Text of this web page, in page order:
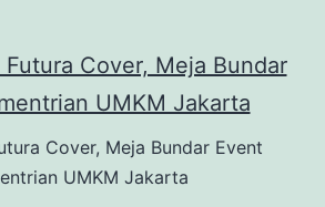
Cover, Meja Bundar Event
UMKM Jakarta